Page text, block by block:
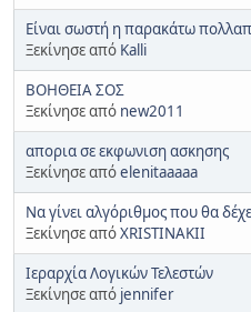
Είναι σωστή η παρακάτω
Ξεκίνησε από Kalli
ΒΟΗΘΕΙΑ ΣΟΣ
Ξεκίνησε από new2011
απορια σε εκφωνιση ασκησης
Ξεκίνησε απόelenitaaaaa
Να γίνει αλγόριθμος που θα
Ξεκίνησε απόXRISTINAKII
Ιεραρχία Λογικών Τελεστών
Ξεκίνησε από jennifer